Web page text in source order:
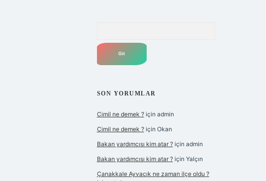
SON YORUMLAR
Cimil ne demek ?için admin
Cimil ne demek ?için Okan
Bakan yardımcısı kim atar ?için admin
Bakan yardımcısı kim atar ?için Yalçın
Çanakkale Ayvacık ne zaman ilçe oldu ?